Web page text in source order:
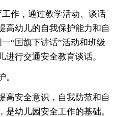
工作，通过教学活动、谈话
高幼儿的自我保护能力和自
“国旗下讲话”活动和班级
行交通安全教育谈话。
。
高安全意识，自我防范和自
幼儿园安全工作的基础。